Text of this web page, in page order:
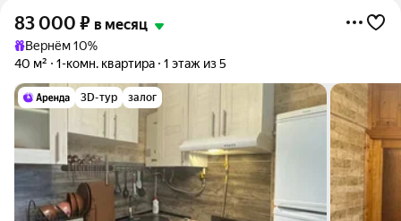
83 000 ₽ в месяц
Вернём 10%
40 м²
1-комн. квартира 1 этаж из 5
3D-тур залог